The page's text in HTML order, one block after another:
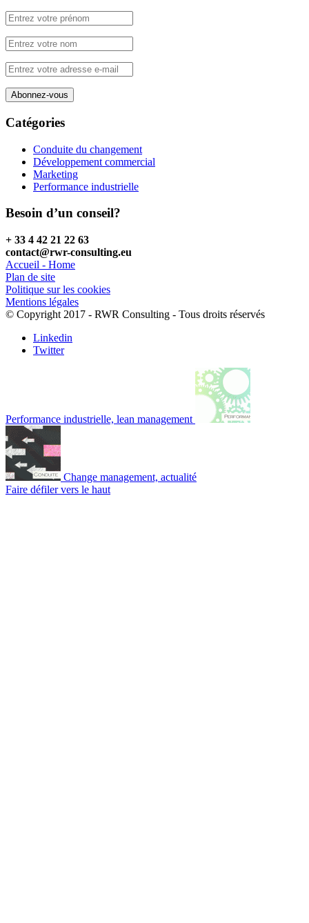
Catégories
Conduite du changement
Développement commercial
Marketing
Performance industrielle
Besoin d’un conseil?
+ 33 4 42 21 22 63
contact@rwr-consulting.eu
Accueil - Home
Plan de site
Politique sur les cookies
Mentions légales
© Copyright 2017 - RWR Consulting - Tous droits réservés
Linkedin
Twitter
Performance industrielle, lean management
Change management, actualité
Faire défiler vers le haut